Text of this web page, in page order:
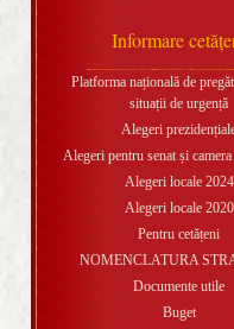
Informare
Platforma națională de
situații de urgență
Alegeri
Alegeri pentru senat și
Alegeri locale 2024
Alegeri locale 2020
Pentru cetățeni
NOMENCLATURA
Documente utile
Buget